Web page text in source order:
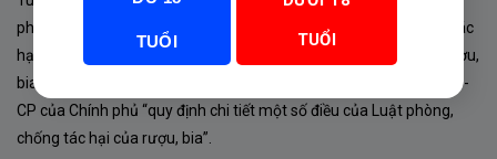
phủ về sản xuất, kinh doanh rượu. Tuân thủ Luật “phòng chống tác
hại của rượu, bia” số 44/2019/QH14-Điều 16 về “điều kiện bán rượu,
bia theo hình thức thương mại điện tử”; Nghị định số 24/2020/NĐ-
CP của Chính phủ “quy định chi tiết một số điều của Luật phòng,
chống tác hại của rượu, bia”.
TUỔI
TUỔI